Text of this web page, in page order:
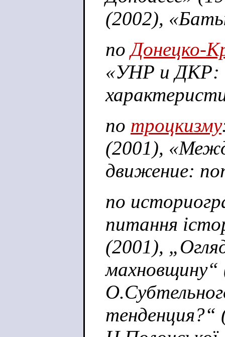
(2002),
поДонецко-
«УНР и ДКР:
по троцкизму
(2001),
движение:
по
питання
(2001),
тенденция?“